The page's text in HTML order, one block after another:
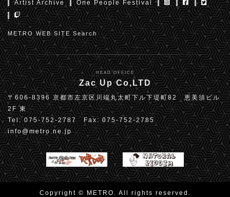
Artist Archive
One People Festival
METRO WEB SITE Search
HEAD OFFICE
Zac Up Co,LTD
〒606-8396 京都市左京区川端丸太町下ル下堤町82 恵美須ビル
2F 東
Tel: 075-752-2787 Fax: 075-752-2785
info@metro.ne.jp
Copyright © METRO. All rights reserved.